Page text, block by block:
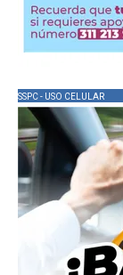
SSPC - USO CELULAR